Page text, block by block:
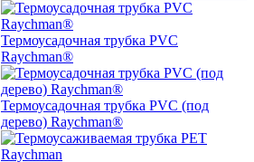
Термоусадочная трубка PVC
Raychman®
Термоусадочная трубка PVC (под
дерево) Raychman®